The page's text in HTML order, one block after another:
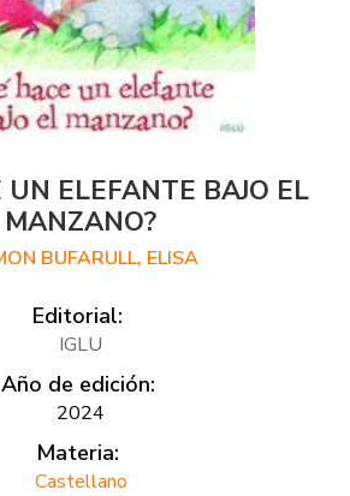
UN ELEFANTE BAJO EL
MANZANO?
BUFARULL, ELISA
Editorial:
IGLU
Año de edición:
2024
Materia:
Castellano